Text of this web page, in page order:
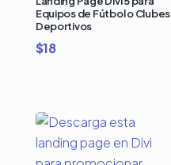
Equipos de Fútbol o Clubes
Deportivos
$18